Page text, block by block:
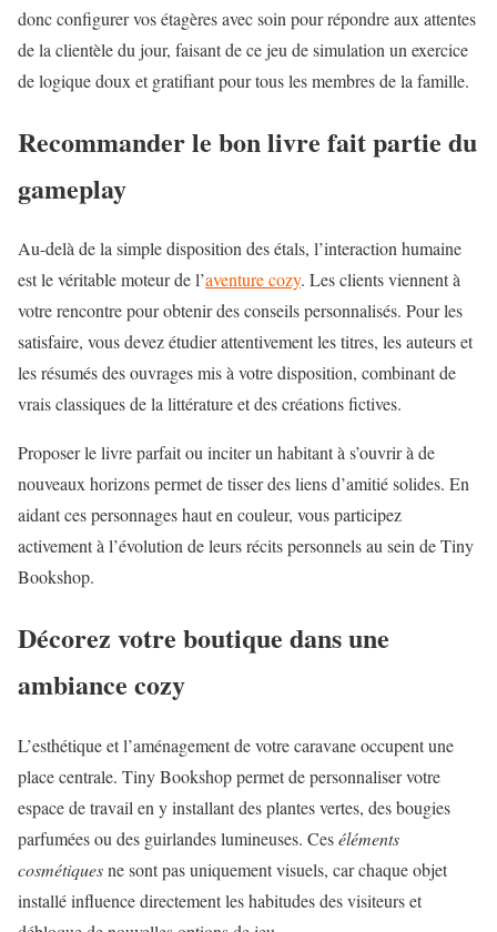
donc configurer vos étagères avec soin pour répondre aux attentes
de la clientèle du jour, faisant de cejeu de simulation un exercice
de logique doux et gratifiant pour tous les membres de la famille.
Recommander le bon livre fait partie du
gameplay
Au-delà de la simple disposition des étals, l’interaction humaine
est le véritable moteur de l’aventure cozy. Les clients viennent à
votre rencontre pour obtenir des conseils personnalisés. Pour les
satisfaire, vous devez étudier attentivement les titres, les auteurs et
les résumés des ouvrages mis à votre disposition, combinant de
vrais classiques de la littérature et des créations fictives.
Proposer le livre parfait ou inciter un habitant à s’ouvrir à de
nouveaux horizons permet de tisser des liens d’amitié solides. En
aidant ces personnages haut en couleur, vous participez
activement à l’évolution de leurs récits personnels au sein de Tiny
Bookshop.
Décorez votre boutique dans une
ambiance cozy
L’esthétique et l’aménagement de votre caravane occupent une
place centrale. Tiny Bookshop permet de personnaliser votre
espace de travail en y installant des plantes vertes, des bougies
parfumées ou des guirlandes lumineuses. Ceséléments
cosmétiquesne sont pas uniquement visuels, car chaque objet
installé influence directement les habitudes des visiteurs et